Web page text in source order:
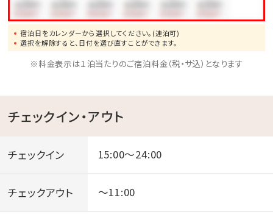
宿泊日をカレンダーから選択してください。(連泊可)
選択を解除すると、日付を選び直すことができます。
※料金表示は１泊当たりのご宿泊料金（税・サ込）となります
チェックイン・アウト
チェックイン 15:00～24:00
チェックアウト ～11:00